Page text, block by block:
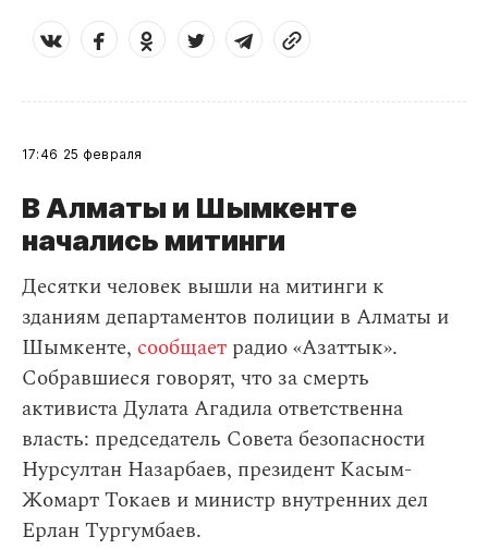
17:46 25 февраля
В Алматы и Шымкенте
начались митинги
Десятки человек вышли на митинги к
зданиям департаментов полиции в Алматы и
Шымкенте, сообщает радио «Азаттык».
Собравшиеся говорят, что за смерть
активиста Дулата Агадила ответственна
власть: председатель Совета безопасности
Нурсултан Назарбаев, президент Касым-
Жомарт Токаев и министр внутренних дел
Ерлан Тургумбаев.